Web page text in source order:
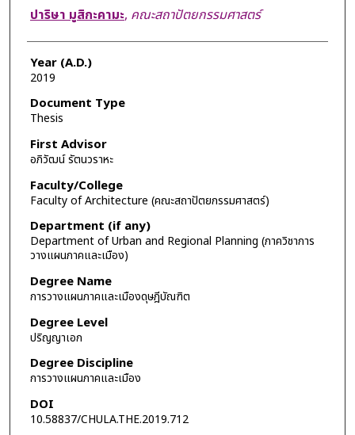
Author
ปาริษา มูสิกะคามะ, คณะสถาปัตยกรรมศาสตร์
Year (A.D.)
2019
Document Type
Thesis
First Advisor
อภิวัฒน์ รัตนวราหะ
Faculty/College
Faculty of Architecture (คณะสถาปัตยกรรมศาสตร์)
Department (if any)
Department of Urban and Regional Planning (ภาควิชาการ
วางแผนภาคและเมือง)
Degree Name
การวางแผนภาคและเมืองดุษฎีบัณฑิต
Degree Level
ปริญญาเอก
Degree Discipline
การวางแผนภาคและเมือง
DOI
10.58837/CHULA.THE.2019.712